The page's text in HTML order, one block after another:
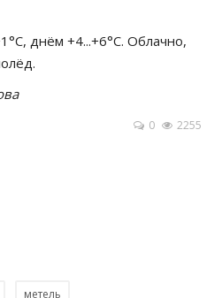
днём +4...+6°C. Облачно,
0 2255
метель